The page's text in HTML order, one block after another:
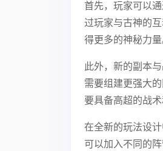
首先，玩家可以
过玩家与古神的
得更多的神秘力量
此外，新的副本
需要组建更强大
要具备高超的战
在全新的玩法设
可以加入不同的